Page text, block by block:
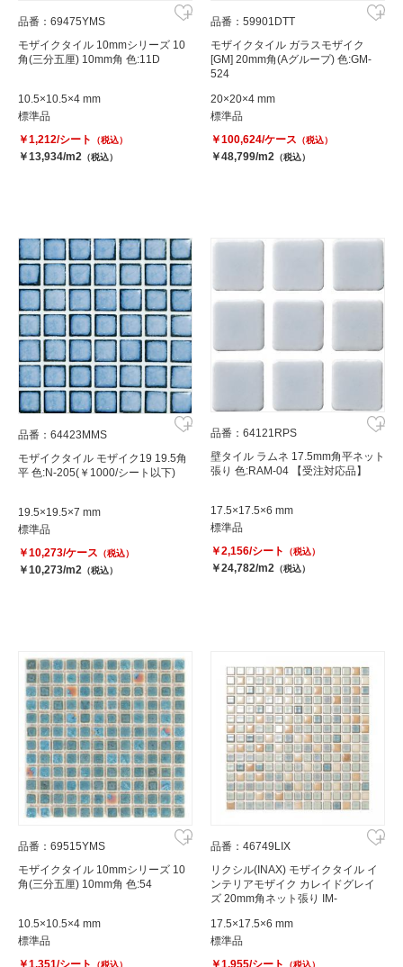
品番：69475YMS
モザイクタイル 10mmシリーズ 10
角(三分五厘) 10mm角 色:11D
10.5×10.5×4 mm
標準品
￥1,212/シート
（税込）
￥13,934/m2 （税込）
品番：59901DTT
モザイクタイル ガラスモザイク
[GM] 20mm角(Aグループ) 色:GM-
524
20×20×4 mm
標準品
￥100,624/ケース （税込）
￥48,799/m2 （税込）
品番：64423MMS
モザイクタイル モザイク19 19.5角
平 色:N-205(￥1000/シート以下)
19.5×19.5×7 mm
標準品
￥10,273/ケース （税込）
￥10,273/m2 （税込）
品番：64121RPS
壁タイル ラムネ 17.5mm角平ネット
張り 色:RAM-04 【受注対応品】
17.5×17.5×6 mm
標準品
￥2,156/シート
（税込）
￥24,782/m2 （税込）
品番：69515YMS
モザイクタイル 10mmシリーズ 10
角(三分五厘) 10mm角 色:54
10.5×10.5×4 mm
標準品
￥1,351/シート
（税込）
品番：46749LIX
リクシル(INAX) モザイクタイル イ
ンテリアモザイク カレイドグレイ
ズ 20mm角ネット張り IM-
17.5×17.5×6 mm
標準品
￥1,955/シート
（税込）